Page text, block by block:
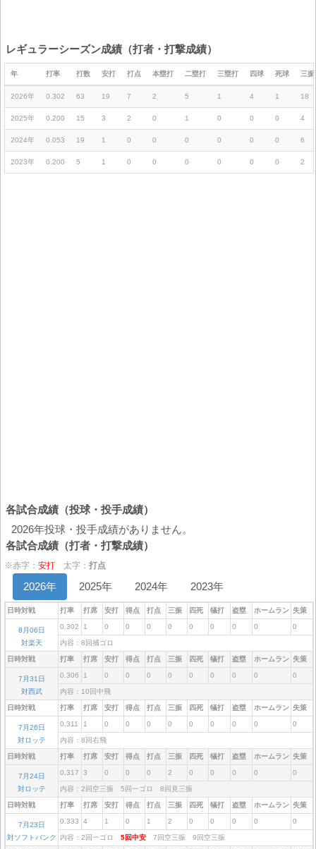
レギュラーシーズン成績（打者・打撃成績）
年 打率 打数 安打 打点 本塁打 二塁打 三塁打 四球 死球 三振
2026年 0.302 63 19 7 2 5 1 4 1 18
2025年 0.200 15 3 2 0 1 0 0 0 4
2024年 0.053 19 1 0 0 0 0 0 0 6
2023年 0.200 5 1 0 0 0 0 0 0 2
各試合成績（投球・投手成績）
2026年投球・投手成績がありません。
各試合成績（打者・打撃成績）
※赤字： 安打 太字： 打点
2026年 2025年 2024年 2023年
日時対戦 打率 打席 安打 得点 打点 三振 四死 犠打 盗塁 ホームラン 失策
8月06日
対楽天
0.302 1 0 0 0 0 0 0 0 0 0
内容：8回捕ゴロ
日時対戦 打率 打席 安打 得点 打点 三振 四死 犠打 盗塁 ホームラン 失策
7月31日
対西武
0.306 1 0 0 0 0 0 0 0 0 0
内容：10回中飛
日時対戦 打率 打席 安打 得点 打点 三振 四死 犠打 盗塁 ホームラン 失策
7月26日
対ロッテ
0.311 1 0 0 0 0 0 0 0 0 0
内容：8回右飛
日時対戦 打率 打席 安打 得点 打点 三振 四死 犠打 盗塁 ホームラン 失策
7月24日
対ロッテ
0.317 3 0 0 0 2 0 0 0 0 0
内容：2回空三振 5回一ゴロ 8回見三振
日時対戦 打率 打席 安打 得点 打点 三振 四死 犠打 盗塁 ホームラン 失策
7月23日
対ソフトバンク
0.333 4 1 0 1 2 0 0 0 0 0
内容：2回一ゴロ 5回中安 7回空三振 9回空三振